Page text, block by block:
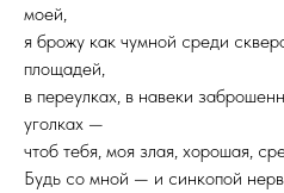
моей,
я брожу как чумной среди
площадей,
в переулках, в навеки
уголках —
чтоб тебя, моя злая, хорошая,
Будь со мной — и синкопой